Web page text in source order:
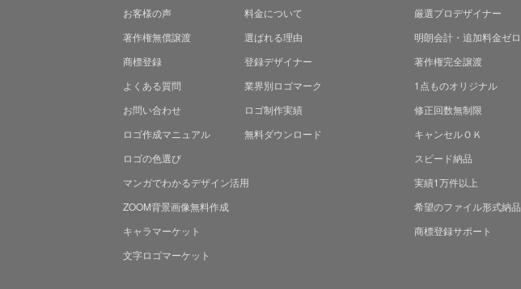
お客様の声
料金について
著作権無償譲渡
選ばれる理由
商標登録
登録デザイナー
よくある質問
業界別ロゴマーク
お問い合わせ
ロゴ制作実績
ロゴ作成マニュアル
無料ダウンロード
ロゴの色選び
マンガでわかるデザイン活用
ZOOM背景画像無料作成
キャラマーケット
文字ロゴマーケット
厳選プロデザイナー
明朗会計・追加料金ゼロ
著作権完全譲渡
1点ものオリジナル
修正回数無制限
キャンセルＯＫ
スピード納品
実績1万件以上
希望のファイル形式納品
商標登録サポート